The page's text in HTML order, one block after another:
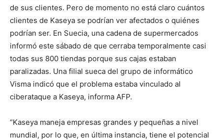
de sus clientes. Pero de momento no está claro cuántos
clientes de Kaseya se podrían ver afectados o quiénes
podrían ser. En Suecia, una cadena de supermercados
informó este sábado de que cerraba temporalmente casi
todas sus 800 tiendas porque sus cajas estaban
paralizadas. Una filial sueca del grupo de informático
Visma indicó que el problema estaba vinculado al
ciberataque a Kaseya, informa AFP.
“Kaseya maneja empresas grandes y pequeñas a nivel
mundial, por lo que, en última instancia, tiene el potencial